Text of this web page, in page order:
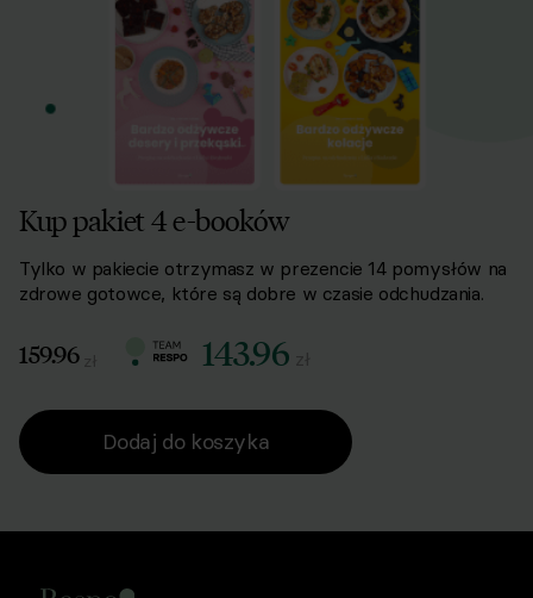
Kup pakiet 4 e-booków
Tylko w pakiecie otrzymasz w prezencie 14 pomysłów na
zdrowe gotowce, które są dobre w czasie odchudzania.
159.96 143.96
Dodaj do koszyka